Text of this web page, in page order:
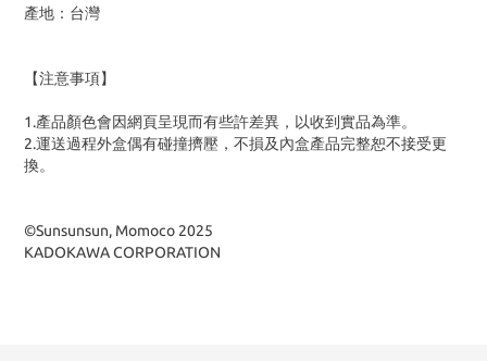
產地：台灣
【注意事項】
1.產品顏色會因網頁呈現而有些許差異，以收到實品為準。
2.運送過程外盒偶有碰撞擠壓，不損及內盒產品完整恕不接受更
換。
©Sunsunsun, Momoco 2025
KADOKAWA CORPORATION